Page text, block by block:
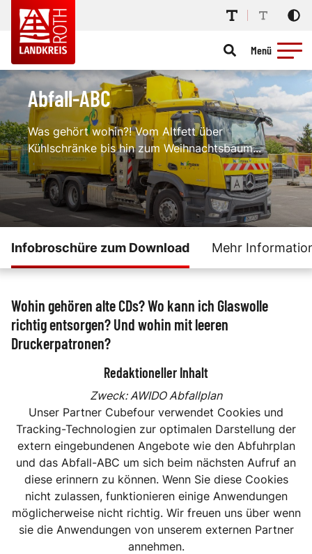
Menü
Abfall-ABC
Was gehört wohin?! Vom Altfett über
Kühlschränke bis hin zum Weihnachtsbaum...
Infobroschüre zum Download Mehr
Wohin gehören alte CDs? Wo kann ich Glaswolle
richtig entsorgen? Und wohin mit leeren
Druckerpatronen?
Redaktioneller Inhalt
Zweck:AWIDO Abfallplan
Unser Partner Cubefour verwendet Cookies und
Tracking-Technologien zur optimalen Darstellung der
extern eingebundenen Angebote wie den Abfuhrplan
und das Abfall-ABC um sich beim nächsten Aufruf an
diese erinnern zu können. Wenn Sie diese Cookies
nicht zulassen, funktionieren einige Anwendungen
möglicherweise nicht richtig. Wir freuen uns über wenn
sie die Anwendungen von unserem externen Partner
annehmen.